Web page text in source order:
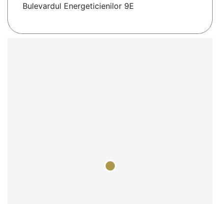
Bulevardul Energeticienilor 9E